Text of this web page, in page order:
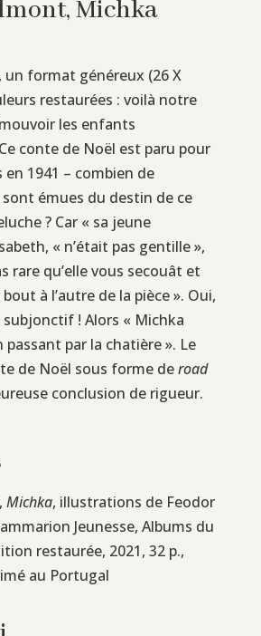
Michka
un format généreux (26 X
restaurées : voilà notre
les enfants
conte de Noël est paru pour
1941 – combien de
émues du destin de ce
? Car « sa jeune
« n’était pas gentille »,
rare qu’elle vous secouât et
à l’autre de la pièce ». Oui,
subjonctif ! Alors « Michka
passant par la chatière ». Le
de Noël sous forme deroad
conclusion de rigueur.
Michka, illustrations de Feodor
Jeunesse, Albums du
restaurée, 2021, 32 p.,
au Portugal